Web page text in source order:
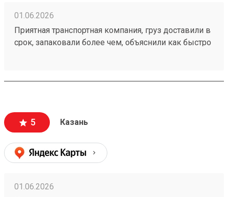
01.06.2026
Приятная транспортная компания, груз доставили в
срок, запаковали более чем, объяснили как быстро
территорию, но я не уверен что в этом виноват
5 Казань
01.06.2026